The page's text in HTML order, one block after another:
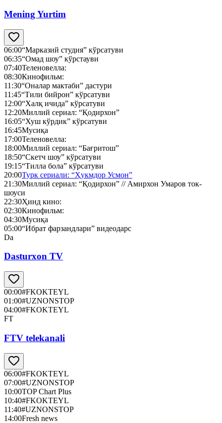
Mening Yurtim
06:00“Марказий студия” кўрсатуви
06:35“Омад шоу” кўрстауви
07:40Теленовелла:
08:30Кинофильм:
11:30“Оналар мактаби” дастури
11:45“Тили бийрон” кўрсатуви
12:00“Халқ ичида” кўрсатуви
12:20Миллий сериал: “Қодирхон”
16:05“Хуш кўрдик” кўрсатуви
16:45Мусиқа
17:00Теленовелла:
18:00Миллий сериал: “Бағритош”
18:50“Скетч шоу” кўрсатуви
19:15“Тилла бола” кўрсатуви
20:00Турк сериали: “Ҳукмдор Усмон”
21:30Миллий сериал: “Қодирхон” // Амирхон Умаров ток-
шоуси
22:30Ҳинд кино:
02:30Кинофильм:
04:30Мусиқа
05:00“Ибрат фарзандлари” видеодарс
Da
Dasturxon TV
00:00#FKOKTEYL
01:00#UZNONSTOP
04:00#FKOKTEYL
FT
FTV telekanali
06:00#FKOKTEYL
07:00#UZNONSTOP
10:00TOP Chart Plus
10:40#FKOKTEYL
11:40#UZNONSTOP
14:00Fresh news